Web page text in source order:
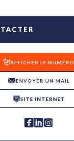
AFFICHER LE NUMÉRO
ENVOYER UN MAIL
SITE INTERNET